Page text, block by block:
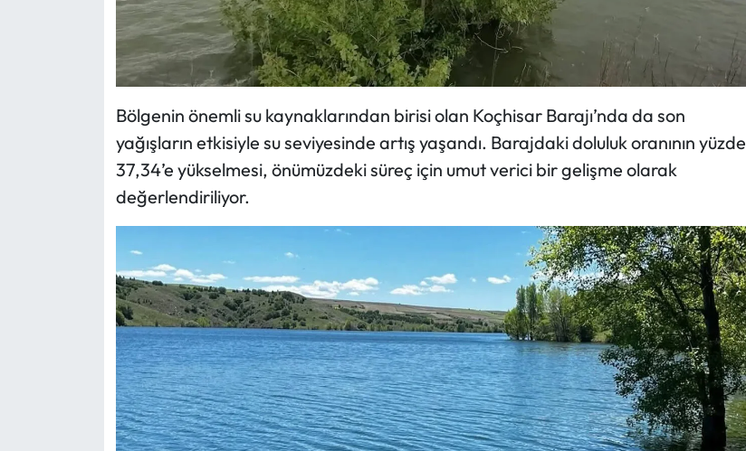
Bölgenin önemli su kaynaklarından birisi olan Koçhisar Barajı’nda da son
yağışların etkisiyle su seviyesinde artış yaşandı. Barajdaki doluluk oranının yüzde
37,34’e yükselmesi, önümüzdeki süreç için umut verici bir gelişme olarak
değerlendiriliyor.